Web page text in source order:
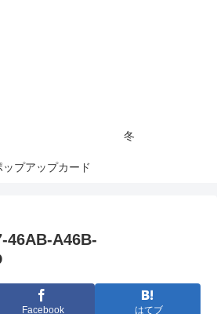
冬
ップアップカード
46AB-A46B-
Facebook はてブ